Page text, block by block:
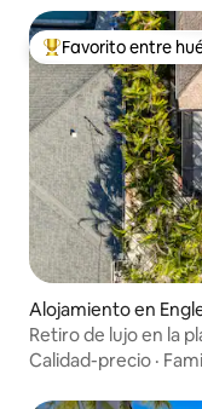
Favorito entre
Favorito entre
Alojamiento en
Retiro de lujo en la
Calidad-precio ·